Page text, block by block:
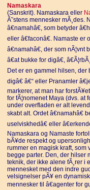
Namaskara
(Sanskrit). Namaskara eller
Ã˜stens mennesker mÃ¸des.
â€namahâ€, som betyder
eller â€faconâ€. Namaste
â€namahâ€, der som nÃ¦vnt
â€at bukke for digâ€,
Det er en gammel hilsen, der
digâ€ â€“ eller Pranamler
markerer, at man har
for fÃ¦nomenet Maya (dvs. at
under overfladen er alt
skabt alt. Ordet â€namahâ€
uselviskhedâ€ eller
Namaskara og Namaste
bÃ¥de respekt og
rummer en magisk kraft, som
begge parter. Den, der hilser
teknik, der ikke alene fÃ¸rer i
mennesket med den indre
velsignelser pÃ¥ en
mennesker til â€agenter for